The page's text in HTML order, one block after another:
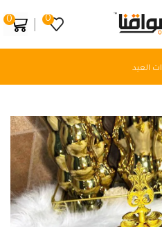
0
0
العيد